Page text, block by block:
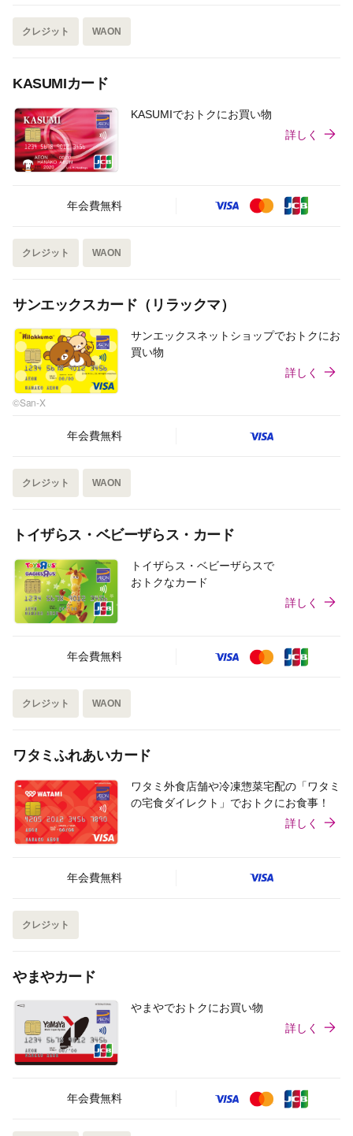
クレジット WAON
KASUMIカード
KASUMIでおトクにお買い物
詳しく
年会費無料
クレジット WAON
サンエックスカード（リラックマ）
©San-X
サンエックスネットショップでおトクにお
買い物
詳しく
年会費無料
クレジット WAON
トイザらス・ベビーザらス・カード
トイザらス・ベビーザらスで
おトクなカード
詳しく
年会費無料
クレジット WAON
ワタミふれあいカード
ワタミ外食店舗や冷凍惣菜宅配の「ワタミ
の宅食ダイレクト」でおトクにお食事！
詳しく
年会費無料
クレジット
やまやカード
やまやでおトクにお買い物
詳しく
年会費無料